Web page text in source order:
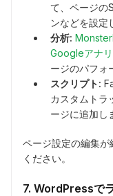
て、ページの
ンなどを設定
分析:
Googleアナ
ージのパフォ
スクリプト:
カスタムトラ
ージに追加し
ページ設定の編集が
ください。
7. WordPressで